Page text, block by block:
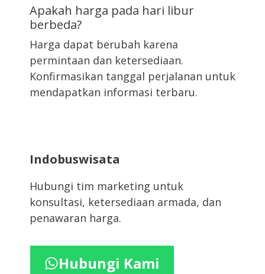
Apakah harga pada hari libur
berbeda?
Harga dapat berubah karena
permintaan dan ketersediaan.
Konfirmasikan tanggal perjalanan untuk
mendapatkan informasi terbaru.
Indobuswisata
Hubungi tim marketing untuk
konsultasi, ketersediaan armada, dan
penawaran harga.
Hubungi Kami